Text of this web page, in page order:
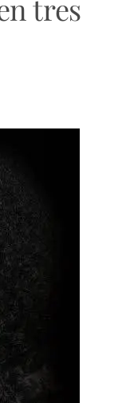
tres